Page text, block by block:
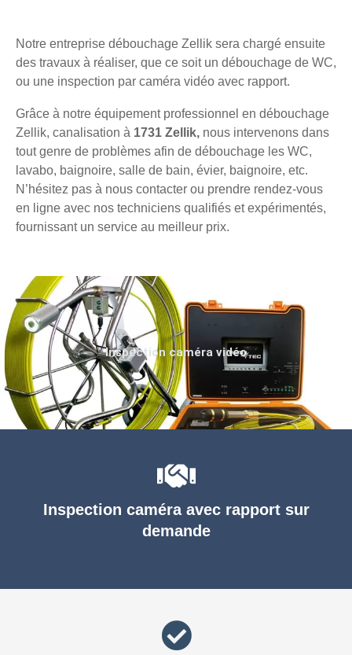
Notre entreprise débouchage Zellik sera chargé ensuite
des travaux à réaliser, que ce soit un débouchage de WC,
ou une inspection par caméra vidéo avec rapport.
Grâce à notre équipement professionnel en débouchage
Zellik, canalisation à 1731 Zellik, nous intervenons dans
tout genre de problèmes afin de débouchage les WC,
lavabo, baignoire, salle de bain, évier, baignoire, etc.
N’hésitez pas à nous contacter ou prendre rendez-vous
en ligne avec nos techniciens qualifiés et expérimentés,
fournissant un service au meilleur prix.
Inspection caméra avec rapport sur
demande
Inspection caméra vidéo